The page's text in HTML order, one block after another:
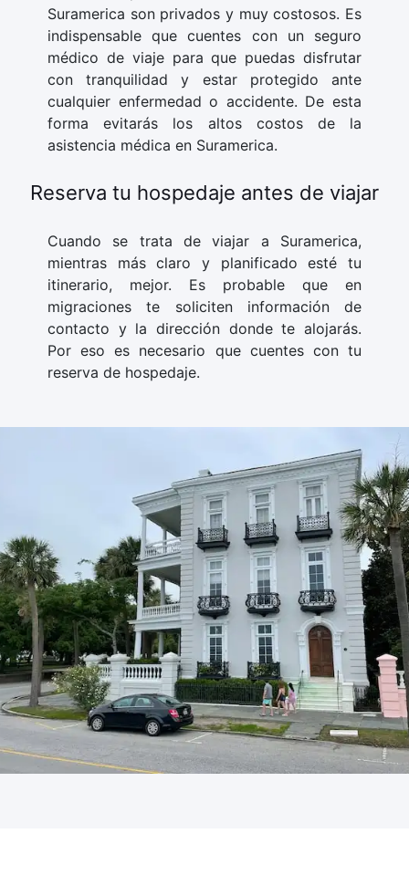
Suramerica son privados y muy costosos. Es
indispensable que cuentes con un seguro
médico de viaje para que puedas disfrutar
con tranquilidad y estar protegido ante
cualquier enfermedad o accidente. De esta
forma evitarás los altos costos de la
asistencia médica en Suramerica.
Reserva tu hospedaje antes de viajar
Cuando se trata de viajar a Suramerica,
mientras más claro y planificado esté tu
itinerario, mejor. Es probable que en
migraciones te soliciten información de
contacto y la dirección donde te alojarás.
Por eso es necesario que cuentes con tu
reserva de hospedaje.